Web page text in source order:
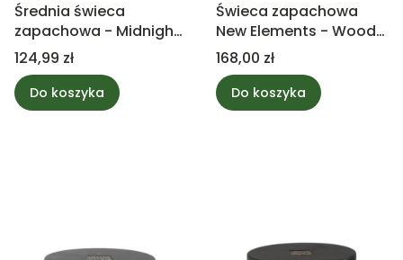
Średnia świeca
zapachowa - Midnight
Jasmine - Yankee
Candle
Cena
124,99 zł
Do koszyka
Świeca zapachowa
New Elements - Woody
Bouquet 380g - PTMD
Cena
168,00 zł
Do koszyka